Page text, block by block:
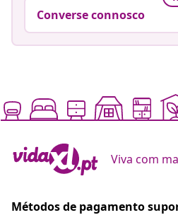
Converse connosco
Viva com
Métodos de pagamento